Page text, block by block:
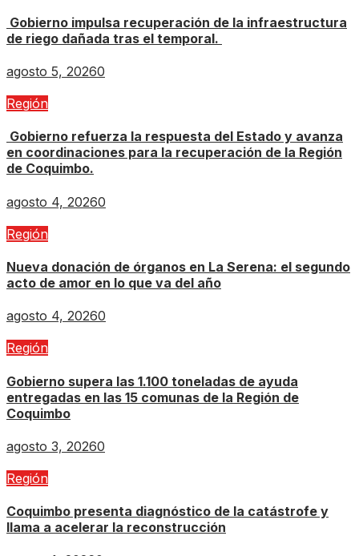
Gobierno impulsa recuperación de la infraestructura
de riego dañada tras el temporal.
agosto 5, 20260
Región
Gobierno refuerza la respuesta del Estado y avanza
en coordinaciones para la recuperación de la Región
de Coquimbo.
agosto 4, 20260
Región
Nueva donación de órganos en La Serena: el segundo
acto de amor en lo que va del año
agosto 4, 20260
Región
Gobierno supera las 1.100 toneladas de ayuda
entregadas en las 15 comunas de la Región de
Coquimbo
agosto 3, 20260
Región
Coquimbo presenta diagnóstico de la catástrofe y
llama a acelerar la reconstrucción